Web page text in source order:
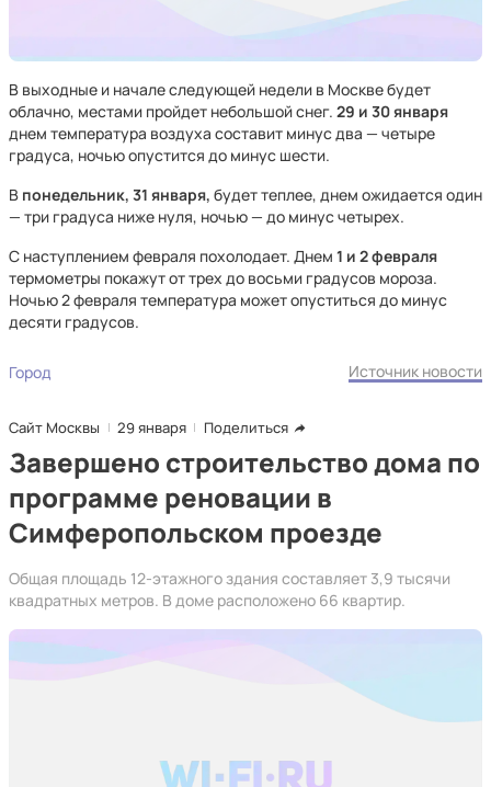
В выходные и начале следующей недели в Москве будет
облачно, местами пройдет небольшой снег. 29 и 30 января
днем температура воздуха составит минус два — четыре
градуса, ночью опустится до минус шести.
В понедельник, 31 января, будет теплее, днем ожидается один
— три градуса ниже нуля, ночью — до минус четырех.
С наступлением февраля похолодает. Днем 1 и 2 февраля
термометры покажут от трех до восьми градусов мороза.
Ночью 2 февраля температура может опуститься до минус
десяти градусов.
Город Источник новости
Сайт Москвы 29 января Поделиться
Завершено строительство дома по
программе реновации в
Симферопольском проезде
Общая площадь 12-этажного здания составляет 3,9 тысячи
квадратных метров. В доме расположено 66 квартир.